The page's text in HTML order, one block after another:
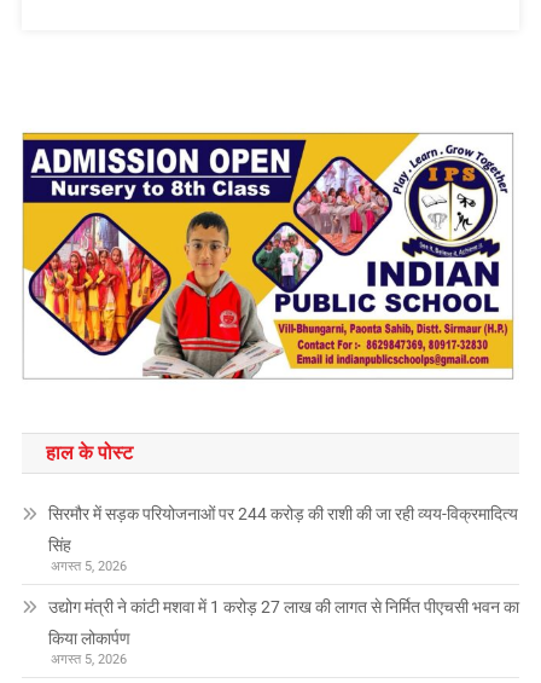
हाल के पोस्ट
सिरमौर में सड़क परियोजनाओं पर 244 करोड़ की राशी की जा रही व्यय-विक्रमादित्य
सिंह
अगस्त 5, 2026
उद्योग मंत्री ने कांटी मशवा में 1 करोड़ 27 लाख की लागत से निर्मित पीएचसी भवन का
किया लोकार्पण
अगस्त 5, 2026